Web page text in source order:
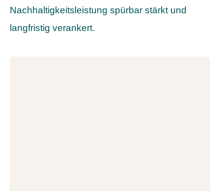
Nachhaltigkeitsleistung spürbar stärkt und
langfristig verankert.